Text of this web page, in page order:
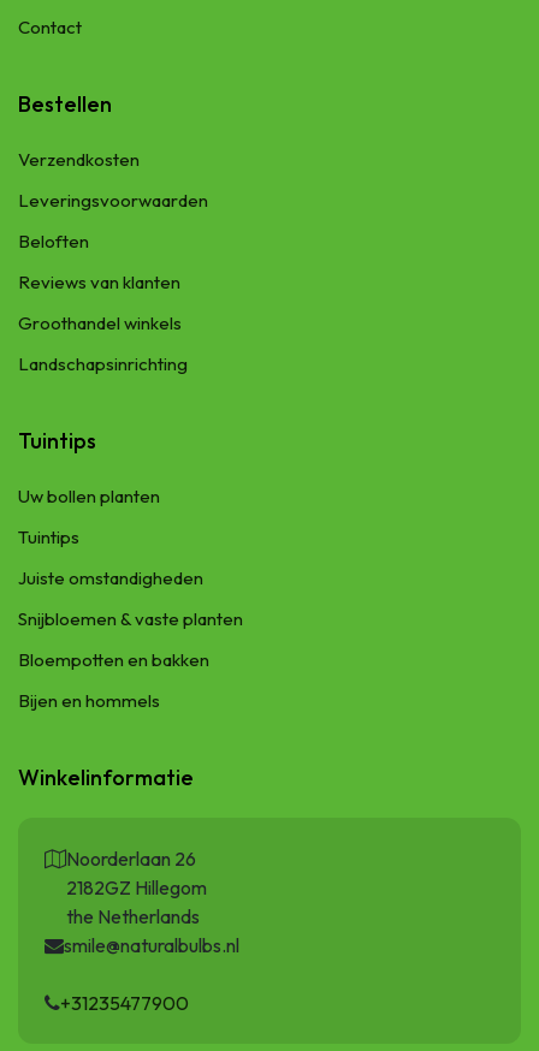
Contact
Bestellen
Verzendkosten
Leveringsvoorwaarden
Beloften
Reviews van klanten
Groothandel winkels
Landschapsinrichting
Tuintips
Uw bollen planten
Tuintips
Juiste omstandigheden
Snijbloemen & vaste planten
Bloempotten en bakken
Bijen en hommels
Winkelinformatie
Noorderlaan 26
2182GZ Hillegom
the Netherlands
smile@naturalbulbs.nl
+31235477900